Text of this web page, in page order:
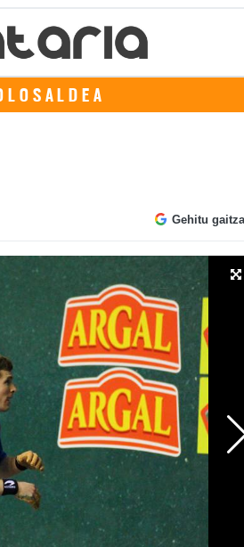
Gehitu